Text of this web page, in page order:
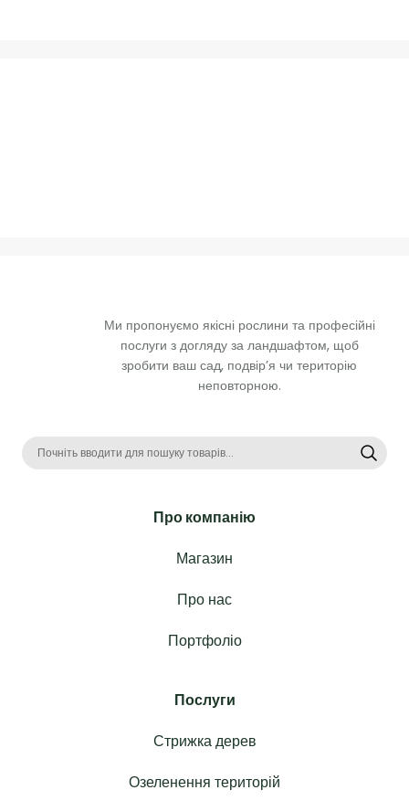
Ми пропонуємо якісні рослини та професійні
послуги з догляду за ландшафтом, щоб
зробити ваш сад, подвір’я чи територію
неповторною.
Про компанію
Магазин
Про нас
Портфоліо
Послуги
Стрижка дерев
Озеленення територій